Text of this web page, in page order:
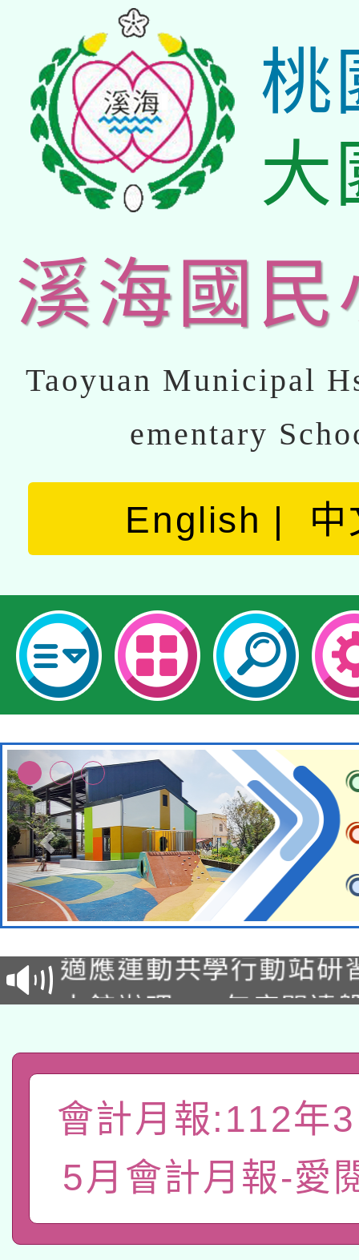
桃
大
溪海國民
Taoyuan Municipal
ementary
English 中
本校115學年度第2次
招甄選結果公告(無人
招)
適應運動共學行動站研
本館辦理115年度閱讀
礎課程
A3數位素養講師名單
「數位內容與教學軟體
pilot」
有關大陸委員會函釋公
薪期間赴陸應申請許可
轉知經濟部水利署委託
業技術研究院辦理「
115年8月22日(星期六
會計月報:112年
5月會計月報-愛